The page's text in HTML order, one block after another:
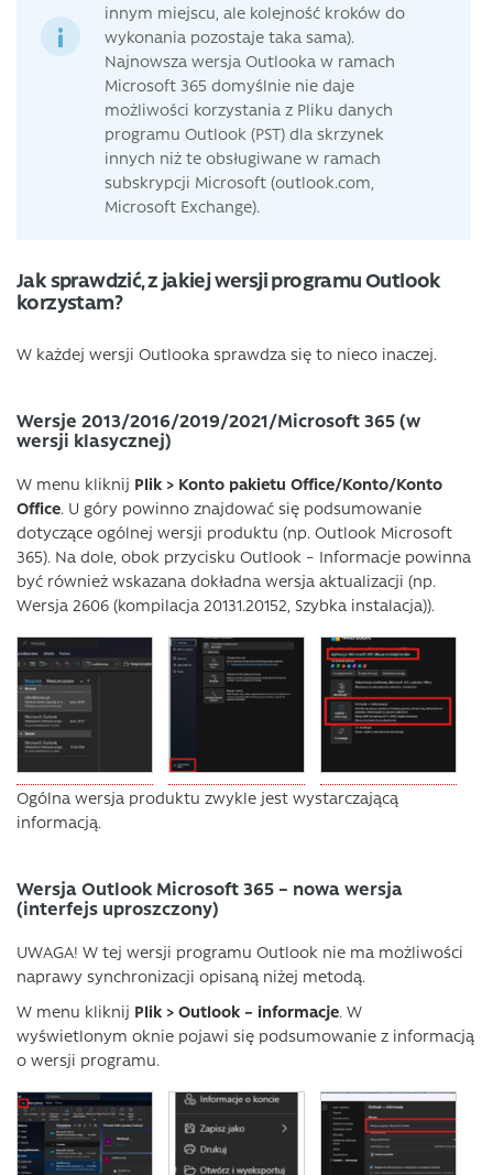
innym miejscu, ale kolejność kroków do
wykonania pozostaje taka sama).
Najnowsza wersja Outlooka w ramach
Microsoft 365 domyślnie nie daje
możliwości korzystania z Pliku danych
programu Outlook (PST) dla skrzynek
innych niż te obsługiwane w ramach
subskrypcji Microsoft (outlook.com,
Microsoft Exchange).
Jak sprawdzić, z jakiej wersji programu Outlook
korzystam?
W każdej wersji Outlooka sprawdza się to nieco inaczej.
Wersje 2013/2016/2019/2021/Microsoft 365 (w
wersji klasycznej)
W menu kliknij Plik > Konto pakietu Office/Konto/Konto
Office. U góry powinno znajdować się podsumowanie
dotyczące ogólnej wersji produktu (np. Outlook Microsoft
365). Na dole, obok przycisku Outlook – Informacje powinna
być również wskazana dokładna wersja aktualizacji (np.
Wersja 2606 (kompilacja 20131.20152, Szybka instalacja)).
Ogólna wersja produktu zwykle jest wystarczającą
informacją.
Wersja Outlook Microsoft 365 – nowa wersja
(interfejs uproszczony)
UWAGA! W tej wersji programu Outlook nie ma możliwości
naprawy synchronizacji opisaną niżej metodą.
W menu kliknij Plik > Outlook – informacje. W
wyświetlonym oknie pojawi się podsumowanie z informacją
o wersji programu.